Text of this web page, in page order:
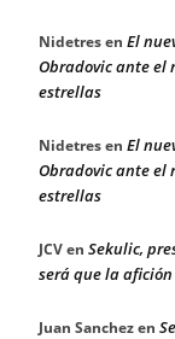
Nidetresen El
Obradovic ante el
estrellas
Nidetresen El
Obradovic ante el
estrellas
JCVen Sekulic,
será que la
Juan Sanchezen